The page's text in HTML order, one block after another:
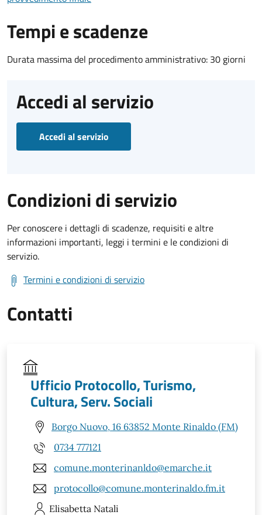
Tempi e scadenze
Durata massima del procedimento amministrativo: 30 giorni
Accedi al servizio
Accedi al servizio
Condizioni di servizio
Per conoscere i dettagli di scadenze, requisiti e altre
informazioni importanti, leggi i termini e le condizioni di
servizio.
Termini e condizioni di servizio
Contatti
Ufficio Protocollo, Turismo,
Cultura, Serv. Sociali
Borgo Nuovo, 16 63852 Monte Rinaldo (FM)
0734 777121
comune.monterinanldo@emarche.it
protocollo@comune.monterinaldo.fm.it
Elisabetta Natali